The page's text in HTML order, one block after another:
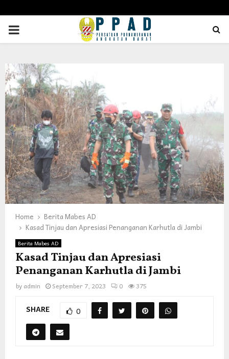
PRIMARY
Home
Berita Mabes AD
Kasad Tinjau dan Apresiasi Penanganan Karhutla di Jambi
Berita Mabes AD
Kasad Tinjau dan Apresiasi
Penanganan Karhutla di Jambi
by admin September 7, 2023 0 375
SHARE 0